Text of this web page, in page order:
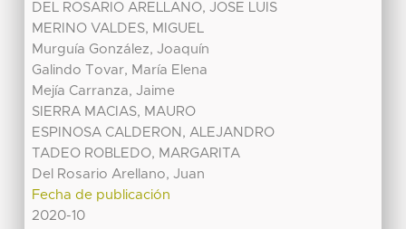
DEL ROSARIO ARELLANO, JOSE LUIS
MERINO VALDES, MIGUEL
Murguía González, Joaquín
Galindo Tovar, María Elena
Mejía Carranza, Jaime
SIERRA MACIAS, MAURO
ESPINOSA CALDERON, ALEJANDRO
TADEO ROBLEDO, MARGARITA
Del Rosario Arellano, Juan
Fecha de publicación
2020-10